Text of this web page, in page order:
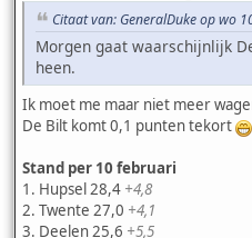
Citaat van: GeneralDuke op wo
Morgen gaat waarschijnlijk
heen.
Ik moet me maar niet meer
De Bilt komt 0,1 punten tekort
Stand per 10 februari
1. Hupsel 28,4 +4,8
2. Twente 27,0 +4,1
3. Deelen 25,6 +5,5